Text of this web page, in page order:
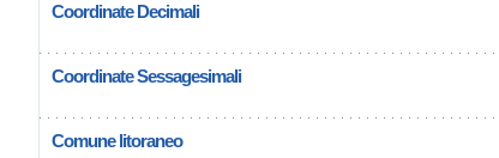
Coordinate Decimali
Coordinate Sessagesimali
Comune litoraneo